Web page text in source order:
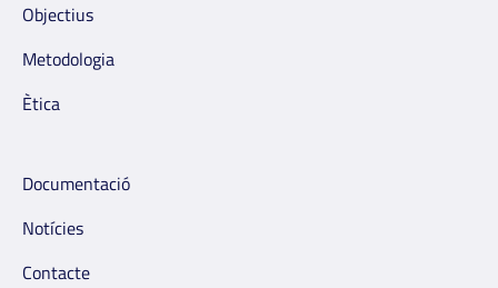
Objectius
Metodologia
Ètica
Documentació
Notícies
Contacte